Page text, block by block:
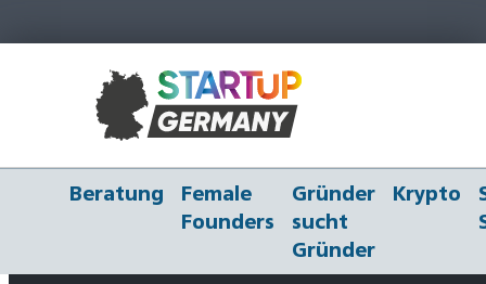
Beratung
Female
Founders
Gründer
sucht
Gründer
Krypto